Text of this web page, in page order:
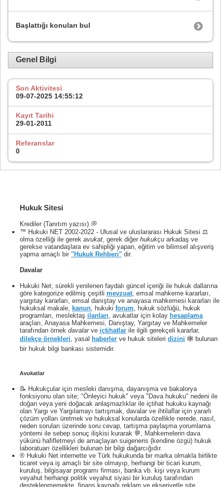
Başlattığı konuları bul
Genel Bilgi
Son Aktivitesi
09-07-2025 14:55:12
Kayıt Tarihi
29-01-2011
Referanslar
0
Hukuk Sitesi
Krediler (Tanıtım yazısı) 💭
™ Hukuki NET 2002-2022 - Ulusal ve uluslararası Hukuk Sitesi ⚖️
olma özelliği ile gerek avukat , gerek diğer hukukçu arkadaş ve
gerekse vatandaşlara ev sahipliği yapan, eğitim ve bilimsel alışveriş
yapma amaçlı bir "Hukuk Rehberi" dir.
Davalar
Hukuki Net; sürekli yenilenen faydalı güncel içeriği ile hukuk dallarına
göre kategorize edilmiş çeşitli mevzuat, emsal mahkeme kararları,
yargıtay kararları, emsal danıştay ve anayasa mahkemesi kararları ile
hukuksal makale, kanun, hukuki forum, hukuk sözlüğü, hukuk
programları, meslektaş ilanları, avukatlar için kolay hesaplama
araçları, Anayasa Mahkemesi, Danıştay, Yargıtay ve Mahkemeler
tarafından örnek davalarve içtihatlar ile ilgili gerekçeli kararlar,
dilekçe örnekleri, yasal haberler ve hukuk siteleri dizini 🕸 bulunan
bir hukuk bilgi bankası sistemidir.
Avukatlar
📝 Hukukçular için mesleki danışma, dayanışma ve bakalorya
fonksiyonu olan site; "Önleyici hukuk" veya "Dava hukuku" nedeni ile
doğan veya yeni doğacak anlaşmazlıklar ile içtihat hukuku kaynağı
olan Yargı ve Yargılamayı tartışmak, davalar ve ihtilaflar için yararlı
çözüm yolları üretmek ve hukuksal konularda özellikle nerede, nasıl,
neden soruları üzerinde soru cevap, tartışma paylaşma yorumlama
yöntemi ile sebep sonuç ilişkisi kurarak 💬, Mahkemelerin dava
yükünü hafifletmeyi de amaçlayan suigeneris (kendine özgü) hukuk
laboratuarı özellikleri bulunan bir bilgi dağarcığıdır.
® Hukuki Net internette ve Türk hukukunda bir marka olmakla birlikte
ticaret veya iş amaçlı bir site olmayıp, herhangi bir ticari kurum,
kuruluş, bilgisayar programı firması, banka vb. kişi veya kurum
veyahut herhangi politik veyahut siyasi bir kuruluş tarafından
desteklenmemekte, finans kaynağı reklam ve ekseriyetle site